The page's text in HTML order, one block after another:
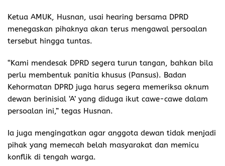
Ketua AMUK, Husnan, usai hearing bersama DPRD
menegaskan pihaknya akan terus mengawal persoalan
tersebut hingga tuntas.
“Kami mendesak DPRD segera turun tangan, bahkan bila
perlu membentuk panitia khusus (Pansus). Badan
Kehormatan DPRD juga harus segera memeriksa oknum
dewan berinisial ‘A’ yang diduga ikut cawe-cawe dalam
persoalan ini,” tegas Husnan.
Ia juga mengingatkan agar anggota dewan tidak menjadi
pihak yang memecah belah masyarakat dan memicu
konflik di tengah warga.